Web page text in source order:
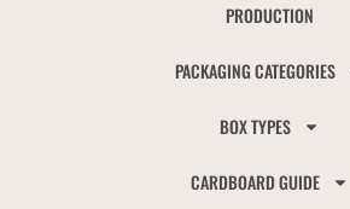
PRODUCTION
PACKAGING CATEGORIES
BOX TYPES
CARDBOARD GUIDE